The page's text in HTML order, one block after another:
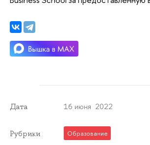
Дата 16 июня 2022
Рубрики Образование